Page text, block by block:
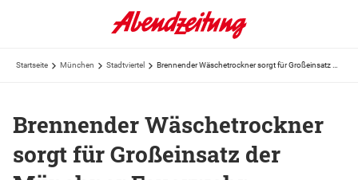
Startseite München Stadtviertel
Brennender Wäschetrockner
sorgt für Großeinsatz der